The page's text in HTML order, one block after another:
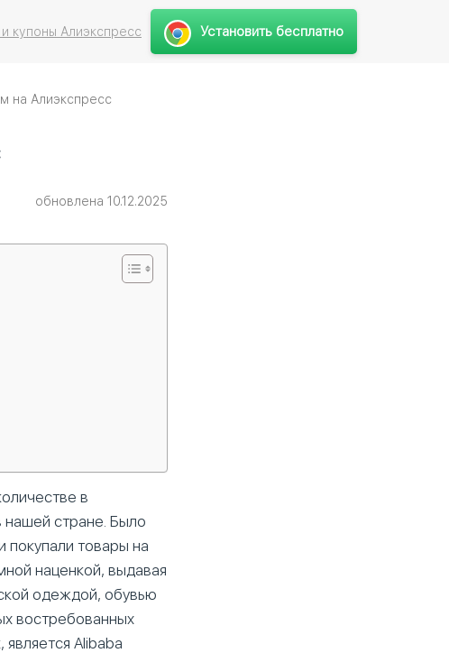
купоны Алиэкспресс Установить бесплатно
на Алиэкспресс
обновлена 10.12.2025
в
нашей стране. Было
покупали товары на
наценкой, выдавая
одеждой, обувью
востребованных
Alibaba